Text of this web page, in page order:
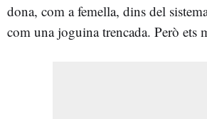
dona, com a femella, dins del
com una joguina trencada. Però ets